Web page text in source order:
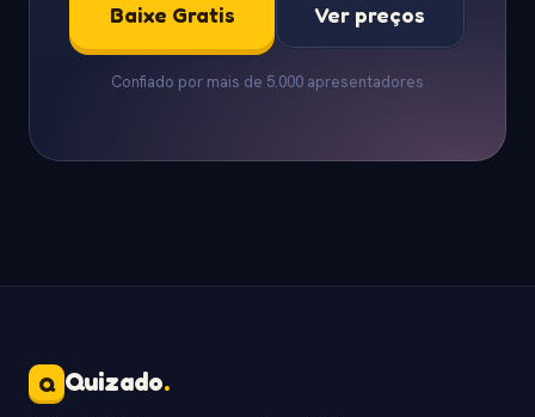
Baixe Gratis Ver preços
Confiado por mais de 5.000 apresentadores
Q Quizado.